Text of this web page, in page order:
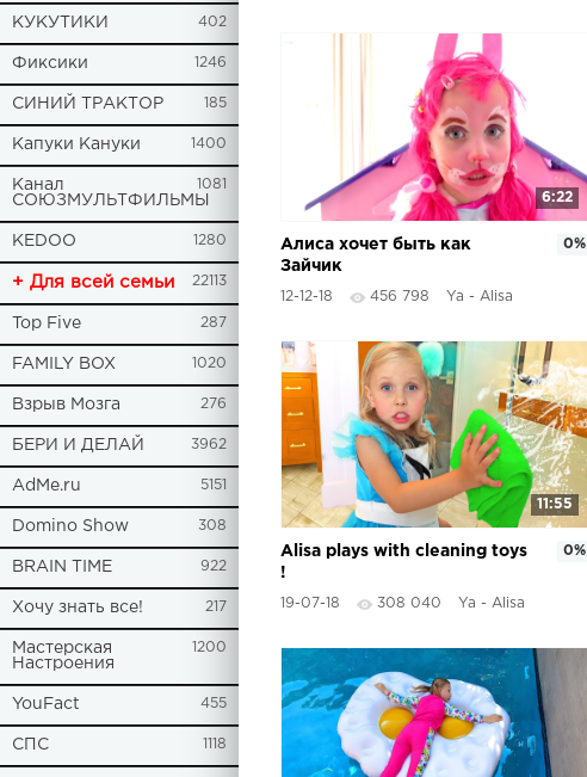
КУКУТИКИ 402
Фиксики 1246
СИНИЙ ТРАКТОР 185
Капуки Кануки 1400
Канал
СОЮЗМУЛЬТФИЛЬМЫ
1081
KEDOO 1280
+ Для всей семьи 22113
Top Five 287
FAMILY BOX 1020
Взрыв Мозга 276
БЕРИ И ДЕЛАЙ 3962
AdMe.ru 5151
Domino Show 308
BRAIN TIME 922
Хочу знать все! 217
Мастерская
Настроения
1200
YouFact 455
СПС 1118
6:22
Алиса хочет быть как
Зайчик
12-12-18 456 798 Ya - Alisa
0%
11:55
Alisa plays with cleaning toys
!
19-07-18 308 040 Ya - Alisa
0%